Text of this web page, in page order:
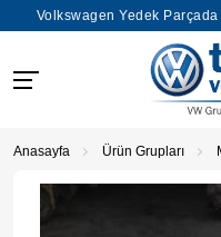
Volkswagen Yedek Parçada
Anasayfa Ürün Grupları